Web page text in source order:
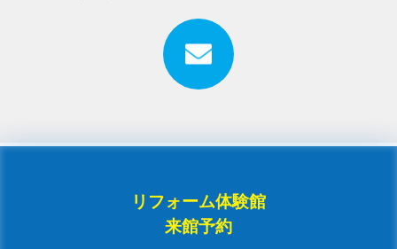
リフォーム体験館
来館予約